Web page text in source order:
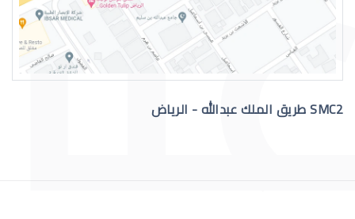
كيف احجز موعد للعيون
SMC2 طريق الملك عبدالله - الرياض